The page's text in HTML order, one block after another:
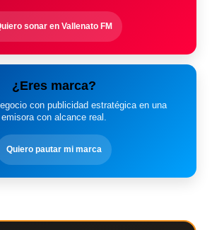
sonar en Vallenato FM
¿Eres marca?
con publicidad estratégica en una
emisora con alcance real.
Quiero pautar mi marca